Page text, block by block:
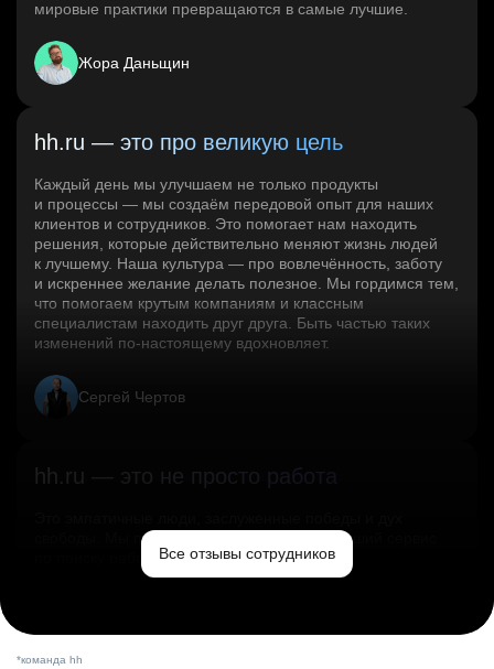
мировые практики превращаются в самые лучшие.
Жора Даньщин
hh.ru — это про великую цель
Каждый день мы улучшаем не только продукты
и процессы — мы создаём передовой опыт для наших
клиентов и сотрудников. Это помогает нам находить
решения, которые действительно меняют жизнь людей
к лучшему. Наша культура — про вовлечённость, заботу
и искреннее желание делать полезное. Мы гордимся тем,
что помогаем крутым компаниям и классным
специалистам находить друг друга. Быть частью таких
изменений по‑настоящему вдохновляет.
Сергей Чертов
hh.ru — это не просто работа
свободы. Мы помогаем миру и создаём лучший сервис
по поиску работы в стране.Все отзывы сотрудников
*команда hh